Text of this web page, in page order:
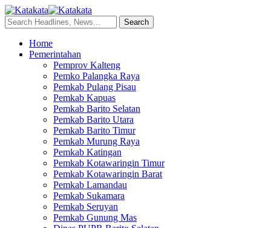
Home
Pemerintahan
Pemprov Kalteng
Pemko Palangka Raya
Pemkab Pulang Pisau
Pemkab Kapuas
Pemkab Barito Selatan
Pemkab Barito Utara
Pemkab Barito Timur
Pemkab Murung Raya
Pemkab Katingan
Pemkab Kotawaringin Timur
Pemkab Kotawaringin Barat
Pemkab Lamandau
Pemkab Sukamara
Pemkab Seruyan
Pemkab Gunung Mas